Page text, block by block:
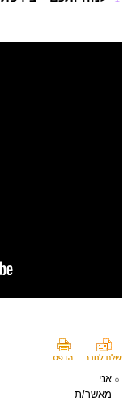
אני
מאשר/ת